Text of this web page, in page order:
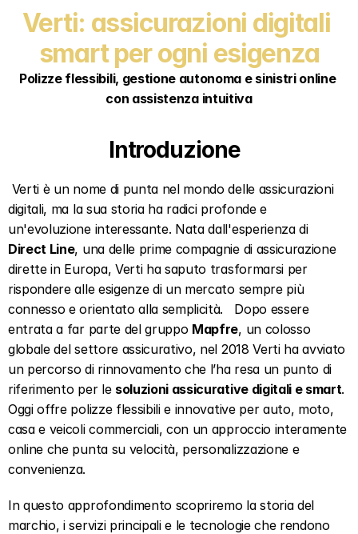
Verti: assicurazioni digitali
smart per ogni esigenza
Polizze flessibili, gestione autonoma e sinistri online
con assistenza intuitiva
Introduzione
digitali, ma la sua storia ha radici profonde e
un'evoluzione interessante. Nata dall'esperienza di
Direct Line, una delle prime compagnie di assicurazione
dirette in Europa, Verti ha saputo trasformarsi per
rispondere alle esigenze di un mercato sempre più
connesso e orientato alla semplicità.   Dopo essere
entrata a far parte del gruppo Mapfre, un colosso
globale del settore assicurativo, nel 2018 Verti ha avviato
un percorso di rinnovamento che l’ha resa un punto di
riferimento per le soluzioni assicurative digitali e smart.
Oggi offre polizze flessibili e innovative per auto, moto,
casa e veicoli commerciali, con un approccio interamente
online che punta su velocità, personalizzazione e
convenienza.
In questo approfondimento scopriremo la storia del
marchio, i servizi principali e le tecnologie che rendono